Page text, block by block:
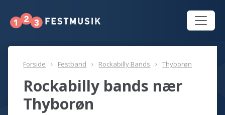
Forside Festband Rockabilly Bands Thyborøn
Rockabilly bands nær
Thyborøn